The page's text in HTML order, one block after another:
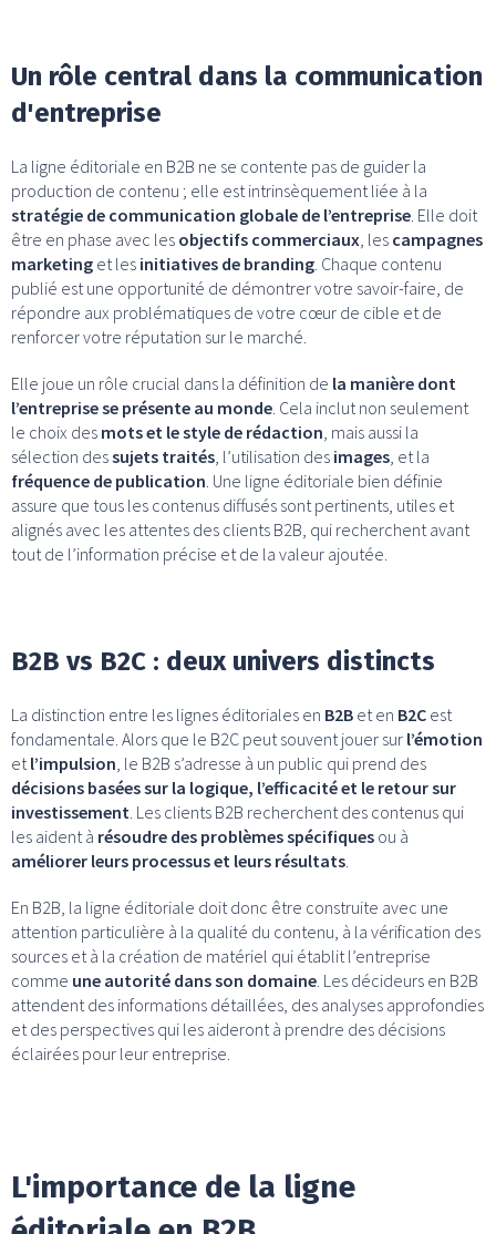
Un rôle central dans la communication
d'entreprise
La ligne éditoriale en B2B ne se contente pas de guider la
production de contenu ; elle est intrinsèquement liée à la
stratégie de communication globale de l’entreprise. Elle doit
être en phase avec les objectifs commerciaux, les campagnes
marketing et les initiatives de branding. Chaque contenu
publié est une opportunité de démontrer votre savoir-faire, de
répondre aux problématiques de votre cœur de cible et de
renforcer votre réputation sur le marché.
Elle joue un rôle crucial dans la définition de la manière dont
l’entreprise se présente au monde. Cela inclut non seulement
le choix des mots et le style de rédaction, mais aussi la
sélection dessujets traités, l’utilisation des images, et la
fréquence de publication. Une ligne éditoriale bien définie
assure que tous les contenus diffusés sont pertinents, utiles et
alignés avec les attentes des clients B2B, qui recherchent avant
tout de l’information précise et de la valeur ajoutée.
B2B vs B2C : deux univers distincts
La distinction entre les lignes éditoriales en B2B et en B2C est
fondamentale. Alors que le B2C peut souvent jouer sur l’émotion
etl’impulsion, le B2B s’adresse à un public qui prend des
décisions basées sur la logique, l’efficacité et le retour sur
investissement. Les clients B2B recherchent des contenus qui
les aident à résoudre des problèmes spécifiques ou à
améliorer leurs processus et leurs résultats.
En B2B, la ligne éditoriale doit donc être construite avec une
attention particulière à la qualité du contenu, à la vérification des
sources et à la création de matériel qui établit l’entreprise
comme une autorité dans son domaine. Les décideurs en B2B
attendent des informations détaillées, des analyses approfondies
et des perspectives qui les aideront à prendre des décisions
éclairées pour leur entreprise.
L'importance de la ligne